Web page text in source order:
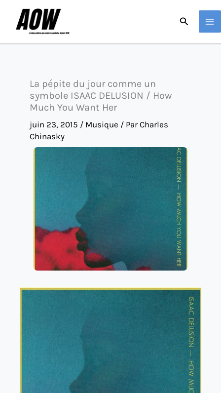
La pépite du jour comme un
symbole ISAAC DELUSION / How
Much You Want Her
juin 23, 2015 / Musique / ParCharles
Chinasky